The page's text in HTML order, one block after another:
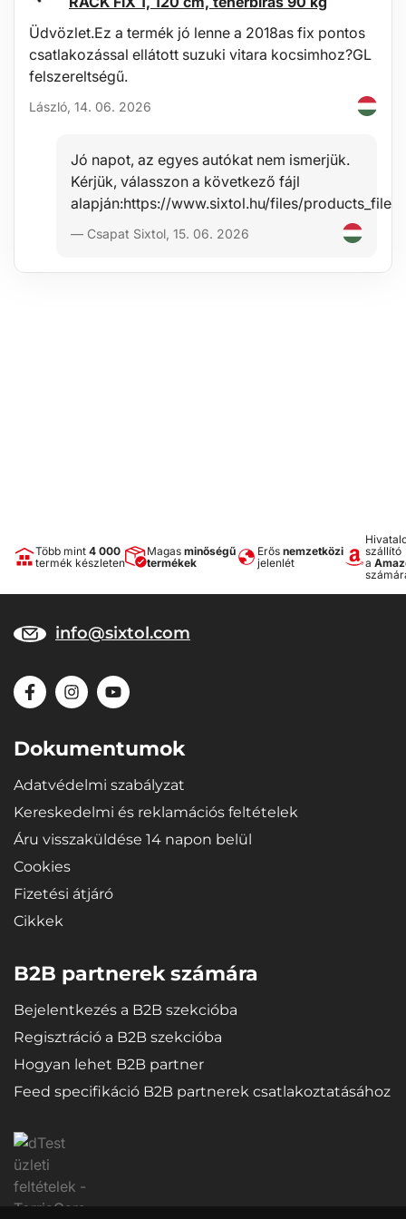
Üdvözlet.Ez a termék jó lenne a 2018as fix pontos
csatlakozással ellátott suzuki vitara kocsimhoz?GL
felszereltségű.
László, 14. 06. 2026
Jó napot, az egyes autókat nem ismerjük.
Kérjük, válasszon a következő fájl
alapján:https://www.sixtol.hu/files/
— Csapat Sixtol, 15. 06. 2026
Több mint 4 000
termék készleten
Magas minőségű
termékek
Erős nemzetközi
jelenlét
szállító
a
info@sixtol.com
Dokumentumok
Adatvédelmi szabályzat
Kereskedelmi és reklamációs feltételek
Áru visszaküldése 14 napon belül
Cookies
Fizetési átjáró
Cikkek
B2B partnerek számára
Bejelentkezés a B2B szekcióba
Regisztráció a B2B szekcióba
Hogyan lehet B2B partner
Feed specifikáció B2B partnerek csatlakoztatásához